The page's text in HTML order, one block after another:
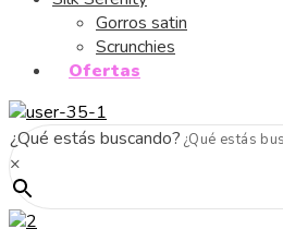
Gorros satin
Scrunchies
Ofertas
¿Qué estás buscando?
×